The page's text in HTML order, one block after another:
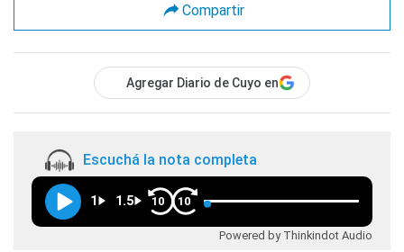
Compartir
Agregar Diario de Cuyo en
Escuchá la nota completa
1 1.5 10 10
Powered by Thinkindot Audio